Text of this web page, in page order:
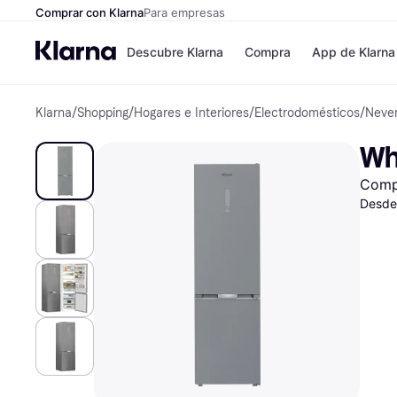
Comprar con KlarnaPara empresas
Descubre Klarna
Formas de
Paga ahora
Paga en 3 plazos
Paga en 30 días
Financiación
Compra
Tiendas
Zalando
JD Sports
App de Klarna
Klarna/Shopping/Hogares e Interiores/Electrodomésticos/